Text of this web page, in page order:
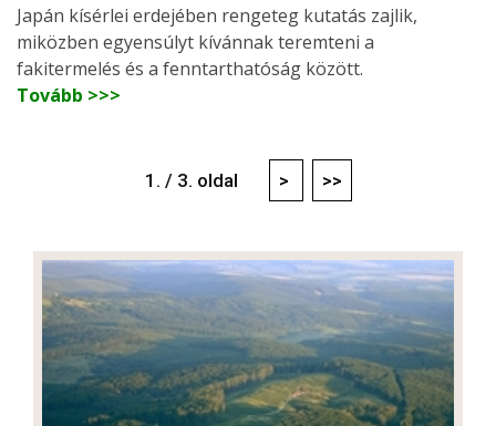
Japán kísérlei erdejében rengeteg kutatás zajlik,
miközben egyensúlyt kívánnak teremteni a
fakitermelés és a fenntarthatóság között.
Tovább >>>
1. / 3. oldal > >>